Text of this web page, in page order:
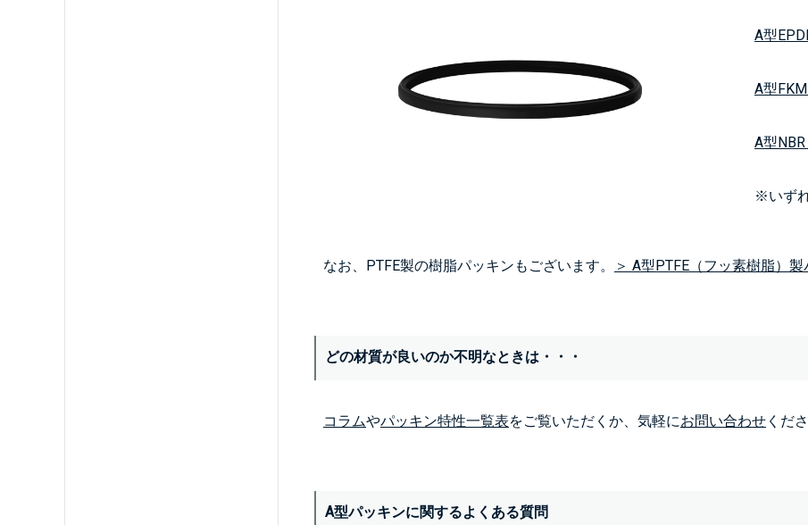
A型
A型
A型NBR
※いず
なお、PTFE製の樹脂パッキンもございます。 ＞ A型PTFE（フッ素樹脂）
どの材質が良いのか不明なときは・・・
コラムやパッキン特性一覧表をご覧いただくか、気軽にお問い合わせ くだ
A型パッキンに関するよくある質問